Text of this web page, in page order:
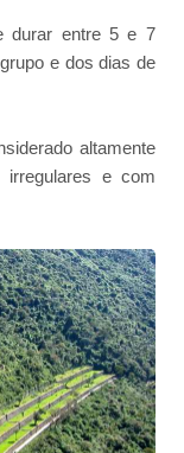
durar entre 5 e 7
e dos dias de
altamente
irregulares e com